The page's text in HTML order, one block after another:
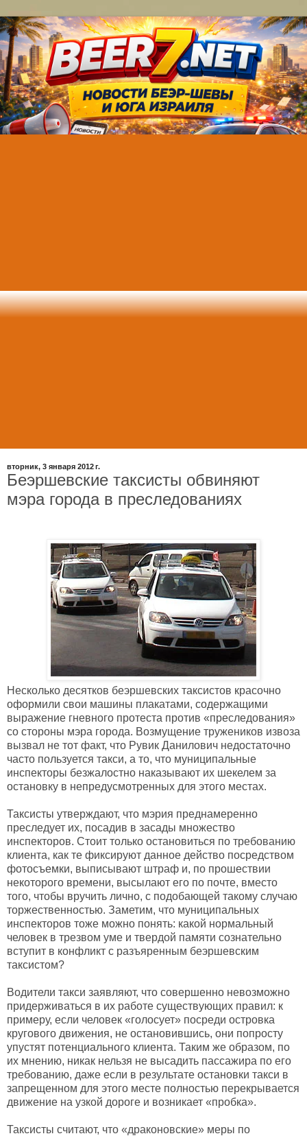
вторник, 3 января 2012 г.
Беэршевские таксисты обвиняют
мэра города в преследованиях
Несколько десятков беэршевских таксистов красочно
оформили свои машины плакатами, содержащими
выражение гневного протеста против «преследования»
со стороны мэра города. Возмущение тружеников извоза
вызвал не тот факт, что Рувик Данилович недостаточно
часто пользуется такси, а то, что муниципальные
инспекторы безжалостно наказывают их шекелем за
остановку в непредусмотренных для этого местах.
Таксисты утверждают, что мэрия преднамеренно
преследует их, посадив в засады множество
инспекторов. Стоит только остановиться по требованию
клиента, как те фиксируют данное действо посредством
фотосъемки, выписывают штраф и, по прошествии
некоторого времени, высылают его по почте, вместо
того, чтобы вручить лично, с подобающей такому случаю
торжественностью. Заметим, что муниципальных
инспекторов тоже можно понять: какой нормальный
человек в трезвом уме и твердой памяти сознательно
вступит в конфликт с разъяренным беэршевским
таксистом?
Водители такси заявляют, что совершенно невозможно
придерживаться в их работе существующих правил: к
примеру, если человек «голосует» посреди островка
кругового движения, не остановившись, они попросту
упустят потенциального клиента. Таким же образом, по
их мнению, никак нельзя не высадить пассажира по его
требованию, даже если в результате остановки такси в
запрещенном для этого месте полностью перекрывается
движение на узкой дороге и возникает «пробка».
Таксисты считают, что «драконовские» меры по